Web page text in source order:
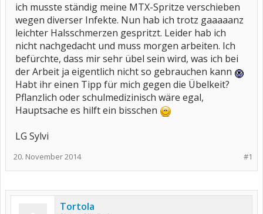
ich musste ständig meine MTX-Spritze verschieben
wegen diverser Infekte. Nun hab ich trotz gaaaaanz
leichter Halsschmerzen gespritzt. Leider hab ich
nicht nachgedacht und muss morgen arbeiten. Ich
befürchte, dass mir sehr übel sein wird, was ich bei
der Arbeit ja eigentlich nicht so gebrauchen kann
Habt ihr einen Tipp für mich gegen die Übelkeit?
Pflanzlich oder schulmedizinisch wäre egal,
Hauptsache es hilft ein bisschen
LG Sylvi
#1
20. November 2014
Tortola